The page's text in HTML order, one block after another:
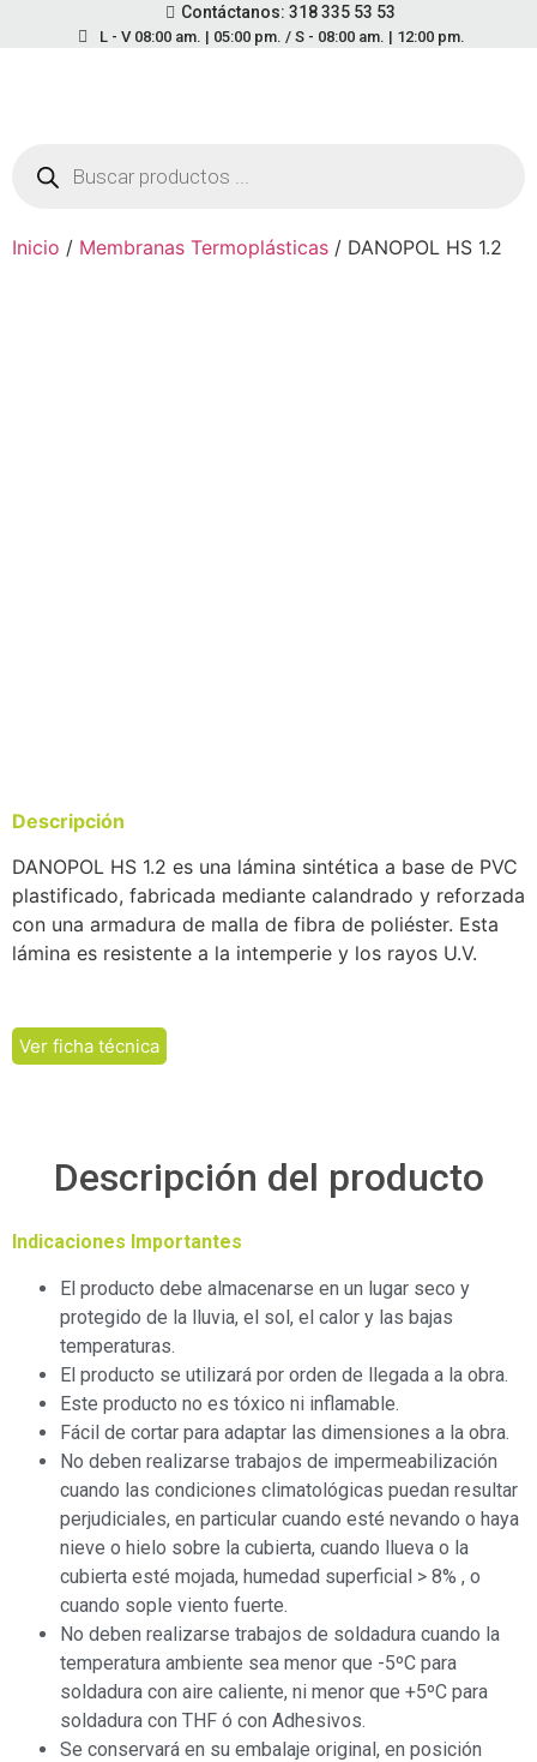
Contáctanos: 318 335 53 53
L - V 08:00 am. | 05:00 pm. / S - 08:00 am. | 12:00 pm.
Inicio / Membranas Termoplásticas / DANOPOL HS 1.2
Descripción
DANOPOL HS 1.2 es una lámina sintética a base de PVC
plastificado, fabricada mediante calandrado y reforzada
con una armadura de malla de fibra de poliéster. Esta
lámina es resistente a la intemperie y los rayos U.V.
Ver ficha técnica
Descripción del producto
Indicaciones Importantes
El producto debe almacenarse en un lugar seco y
protegido de la lluvia, el sol, el calor y las bajas
temperaturas.
El producto se utilizará por orden de llegada a la obra.
Este producto no es tóxico ni inflamable.
Fácil de cortar para adaptar las dimensiones a la obra.
No deben realizarse trabajos de impermeabilización
cuando las condiciones climatológicas puedan resultar
perjudiciales, en particular cuando esté nevando o haya
nieve o hielo sobre la cubierta, cuando llueva o la
cubierta esté mojada, humedad superficial > 8% , o
cuando sople viento fuerte.
No deben realizarse trabajos de soldadura cuando la
temperatura ambiente sea menor que -5ºC para
soldadura con aire caliente, ni menor que +5ºC para
soldadura con THF ó con Adhesivos.
Se conservará en su embalaje original, en posición